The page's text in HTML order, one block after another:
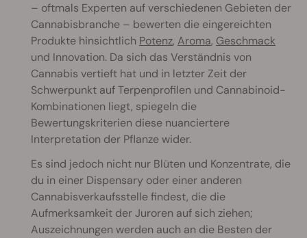
– oftmals Experten auf verschiedenen Gebieten der
Cannabisbranche – bewerten die eingereichten
Produkte hinsichtlich Potenz, Aroma, Geschmack
und Innovation. Da sich das Verständnis von
Cannabis vertieft hat und in letzter Zeit der
Schwerpunkt auf Terpenprofilen und Cannabinoid-
Kombinationen liegt, spiegeln die
Bewertungskriterien diese nuanciertere
Interpretation der Pflanze wider.
Es sind jedoch nicht nur Blüten und Konzentrate, die
du in einer Dispensary oder einer anderen
Cannabisverkaufsstelle findest, die die
Aufmerksamkeit der Juroren auf sich ziehen;
Auszeichnungen werden auch an die Besten der